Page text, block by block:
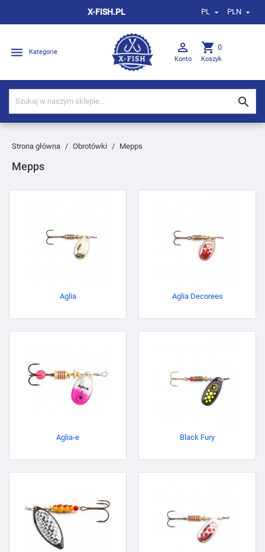
X-FISH.PL PL  PLN 
 Kategorie 
Konto
shopping_cart 0
Koszyk

Strona główna Obrotówki Mepps
Mepps
Aglia Aglia Decorees
Aglia-e Black Fury